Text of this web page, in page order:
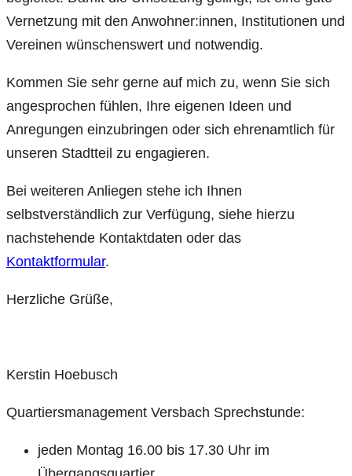
Vernetzung mit den Anwohner:innen, Institutionen und
Vereinen wünschenswert und notwendig.
Kommen Sie sehr gerne auf mich zu, wenn Sie sich
angesprochen fühlen, Ihre eigenen Ideen und
Anregungen einzubringen oder sich ehrenamtlich für
unseren Stadtteil zu engagieren.
Bei weiteren Anliegen stehe ich Ihnen
selbstverständlich zur Verfügung, siehe hierzu
nachstehende Kontaktdaten oder das
Kontaktformular.
Herzliche Grüße,
Kerstin Hoebusch
Quartiersmanagement Versbach Sprechstunde:
jeden Montag 16.00 bis 17.30 Uhr im